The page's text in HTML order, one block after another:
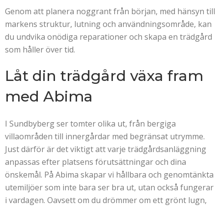
Genom att planera noggrant från början, med hänsyn till
markens struktur, lutning och användningsområde, kan
du undvika onödiga reparationer och skapa en trädgård
som håller över tid.
Låt din trädgård växa fram
med Abima
I Sundbyberg ser tomter olika ut, från bergiga
villaområden till innergårdar med begränsat utrymme.
Just därför är det viktigt att varje trädgårdsanläggning
anpassas efter platsens förutsättningar och dina
önskemål. På Abima skapar vi hållbara och genomtänkta
utemiljöer som inte bara ser bra ut, utan också fungerar
i vardagen. Oavsett om du drömmer om ett grönt lugn,